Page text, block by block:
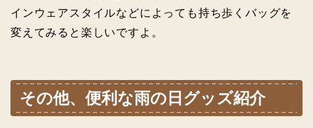
インウェアスタイルなどによっても持ち歩くバッグを
変えてみると楽しいですよ。
その他、便利な雨の日グッズ紹介